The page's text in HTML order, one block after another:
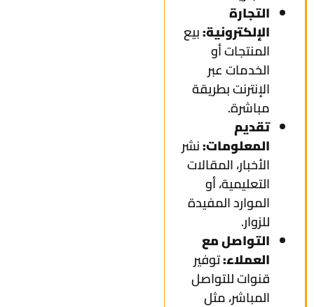
التجارة
الإلكترونية:بيع
المنتجات أو
الخدمات عبر
الإنترنت بطريقة
مباشرة.
تقديم
المعلومات:نشر
الأخبار، المقالات
التعليمية، أو
الموارد المفيدة
للزوار.
التواصل مع
العملاء:توفير
قنوات للتواصل
المباشر، مثل